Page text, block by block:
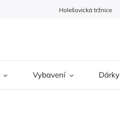
Holešovická tržnice
Vybavení Dárky